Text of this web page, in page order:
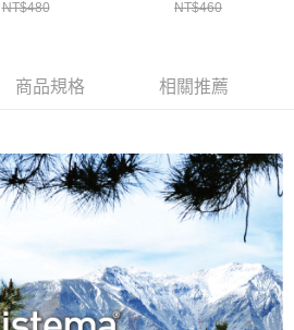
NT$480 NT$460
商品規格 相關推薦